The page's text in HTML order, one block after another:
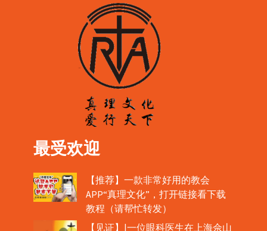
最受欢迎
【推荐】一款非常好用的教会
APP“真理文化”，打开链接看下载
教程（请帮忙转发）
【见证】|一位眼科医生在上海佘山